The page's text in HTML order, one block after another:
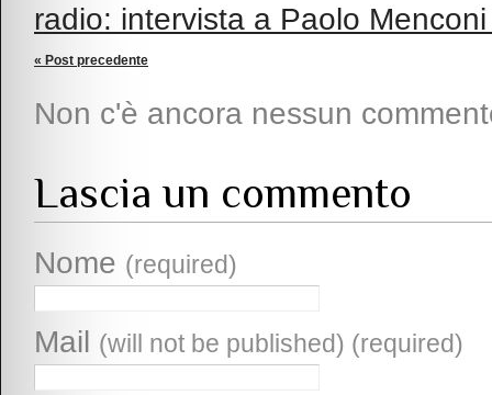
radio: intervista a Paolo
« Post precedente
Non c'è ancora nessun
Lascia un commento
Nome (required)
Mail (will not be published) (required)